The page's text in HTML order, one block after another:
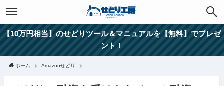
【10万円相当】のせどりツール＆マニュアルを【無料】でプレゼ
ント！
ホーム Amazonせどり